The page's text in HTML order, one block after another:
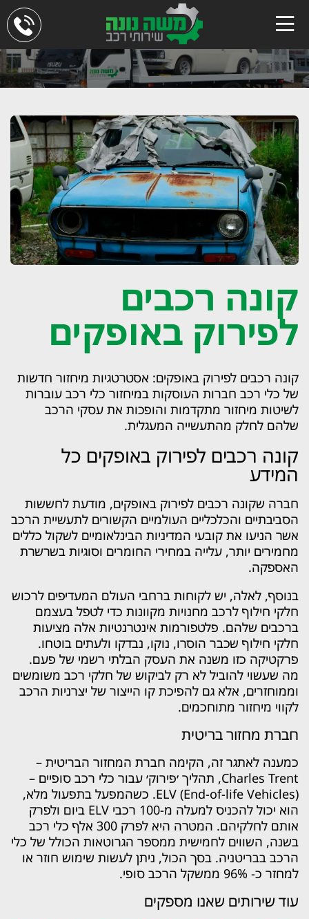
קונה רכבים
לפירוק באופקים
קונה רכבים לפירוק באופקים: אסטרטגיות מיחזור חדשות
של כלי רכב חברות העוסקות במיחזור כלי רכב עוברות
לשיטות מיחזור מתקדמות והופכות את עסקי הרכב
שלהם לחלק מהתעשייה המעגלית.
קונה רכבים לפירוק באופקים כל
המידע
חברה שקונה רכבים לפירוק באופקים, מודעת לחששות
הסביבתיים והכלכליים העולמיים הקשורים לתעשיית הרכב
אשר הניעו את קובעי המדיניות הבינלאומיים לשקול כללים
מחמירים יותר, עלייה במחירי החומרים וסוגיות בשרשרת
האספקה.
בנוסף, לאלה, יש לקוחות ברחבי העולם המעדיפים לרכוש
חלקי חילוף לרכב מחנויות מקוונות כדי לטפל בעצמם
ברכבים שלהם. פלטפורמות אינטרנטיות אלה מציעות
חלקי חילוף שכבר הוסרו, נוקו, נבדקו ולעתים בוטחו.
פרקטיקה כזו משנה את העסק הבלתי רשמי של פעם.
מה שעשוי להוביל לא רק לביקוש של חלקי רכב משומשים
וממוחזרים, אלא גם להפיכת קו הייצור של יצרניות הרכב
לקווי מיחזור מתוחכמים.
חברת מחזור בריטית
כמענה לאתגר זה, הקימה חברת המחזור הבריטית –
Charles Trent, תהליך ׳פירוק׳ עבור כלי רכב סופיים –
ELV (End-of-life Vehicles). כשהמפעל בתפעול מלא,
הוא יכול להכניס למעלה מ-100 רכבי ELV ביום ולפרק
אותם לחלקיהם. המטרה היא לפרק 300 אלף כלי רכב
בשנה, השווים לחמישית ממספר הגרוטאות הכולל של כלי
הרכב בבריטניה. בסך הכול, ניתן לעשות שימוש חוזר או
למחזר כ- 96% ממשקל הרכב סופי.
עוד שירותים שאנו מספקים